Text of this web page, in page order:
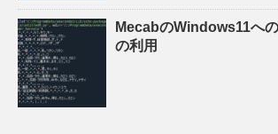
MecabのWindows11へ
の利用